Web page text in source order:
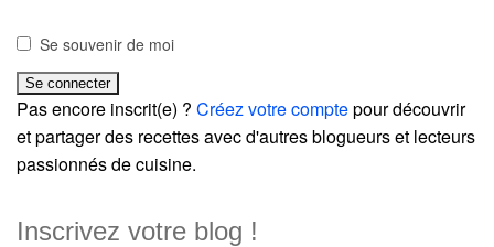
Se souvenir de moi
Pas encore inscrit(e) ? Créez votre comptepour découvrir
et partager des recettes avec d'autres blogueurs et lecteurs
passionnés de cuisine.
Inscrivez votre blog !